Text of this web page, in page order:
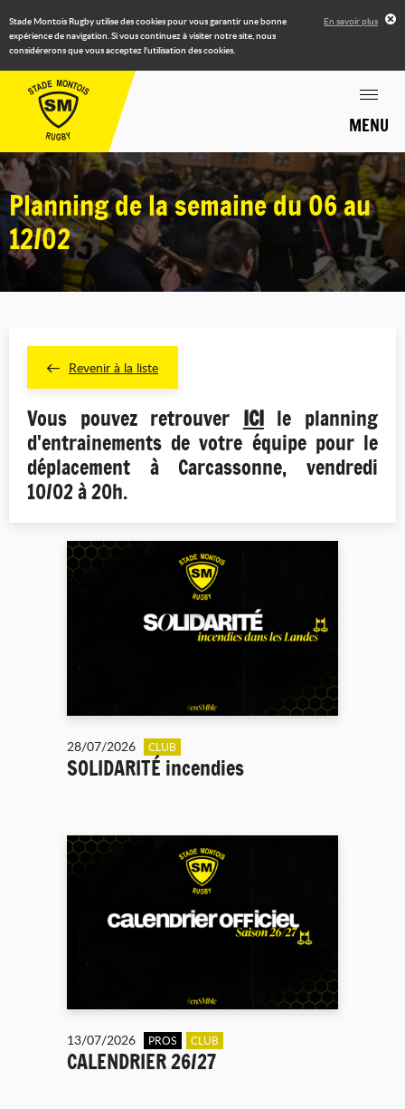
Stade Montois Rugby utilise des cookies pour vous garantir une bonne
expérience de navigation. Si vous continuez à visiter notre site, nous
considérerons que vous acceptez l'utilisation des cookies.
En savoir plus
MENU
Planning de la semaine du 06 au
12/02
Revenir à la liste
Vous pouvez retrouver ICIle planning
d'entrainements de votre équipe pour le
déplacement à Carcassonne, vendredi
10/02 à 20h.
28/07/2026 CLUB
SOLIDARITÉ incendies
13/07/2026 PROS CLUB
CALENDRIER 26/27